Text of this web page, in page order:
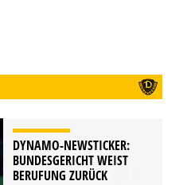
DYNAMO-NEWSTICKER:
BUNDESGERICHT WEIST
BERUFUNG ZURÜCK